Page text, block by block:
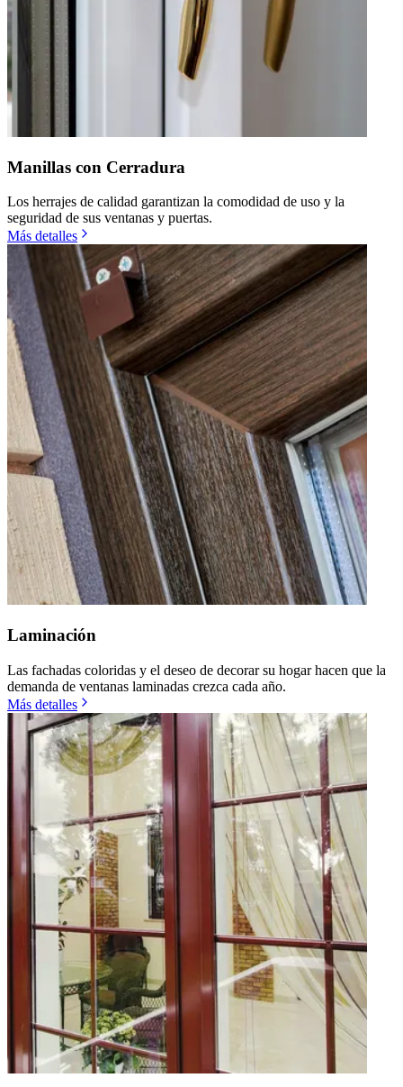
Manillas con Cerradura
Los herrajes de calidad garantizan la comodidad de uso y la
seguridad de sus ventanas y puertas.
Más detalles
Laminación
Las fachadas coloridas y el deseo de decorar su hogar hacen que la
demanda de ventanas laminadas crezca cada año.
Más detalles